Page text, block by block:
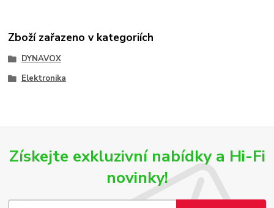
Zboží zařazeno v kategoriích
DYNAVOX
Elektronika
Získejte exkluzivní nabídky a Hi-Fi
novinky!